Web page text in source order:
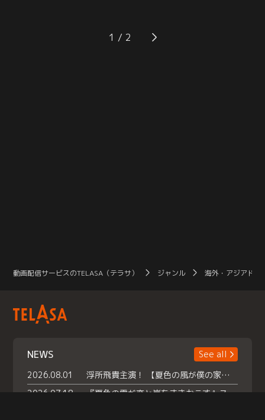
をたたえるために、ある行動に出
1
動画配信サービスのTELASA（テラサ） ジャンル 海外・アジアドラ
NEWS
See all
2026.08.01
浮所飛貴主演！ 【夏色の風が僕の家にやってきた】 本日よりテラサで独占配信スタート！
2026.07.18
『夏色の雲が恋と嵐をまきおこす』スペシャルメイキング 【Part1】2026年７月18日（土）23時30分～配信スタート！話題のシーンの裏側を大公開！豪華キャスト大集合！ 『武宮家 真夏の家族会議』開催！